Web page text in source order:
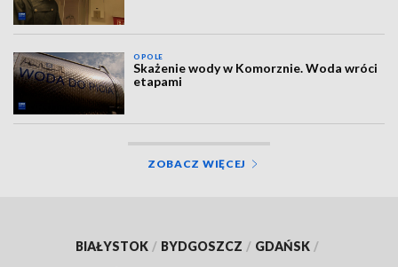
OPOLE
Skażenie wody w Komorznie. Woda wróci
etapami
ZOBACZ WIĘCEJ
BIAŁYSTOK / BYDGOSZCZ / GDAŃSK /